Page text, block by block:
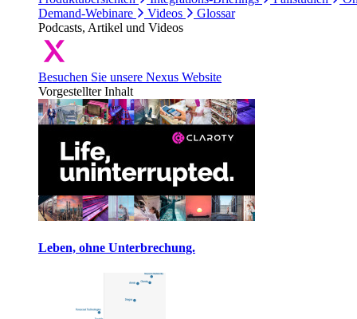
Demand-Webinare
Videos
Glossar
Podcasts, Artikel und Videos
Besuchen Sie unsere Nexus Website
Vorgestellter Inhalt
Leben, ohne Unterbrechung.